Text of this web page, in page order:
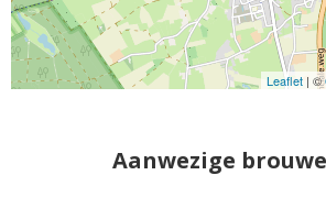
Leaflet | ©
Aanwezige